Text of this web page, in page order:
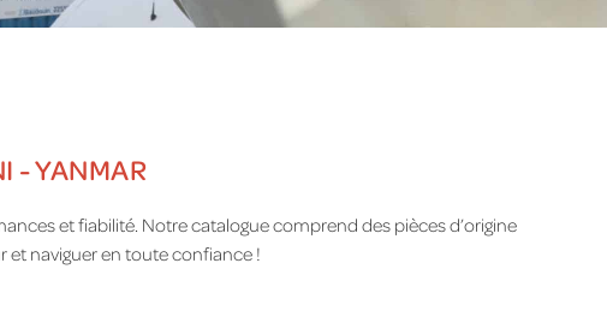
- YANMAR
et fiabilité. Notre catalogue comprend des pièces d’origine
naviguer en toute confiance !